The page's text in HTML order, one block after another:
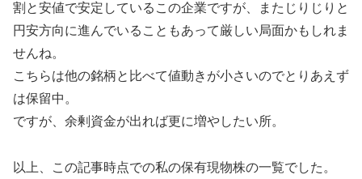
割と安値で安定しているこの企業ですが、またじりじりと
円安方向に進んでいることもあって厳しい局面かもしれま
せんね。
こちらは他の銘柄と比べて値動きが小さいのでとりあえず
は保留中。
ですが、余剰資金が出れば更に増やしたい所。
以上、この記事時点での私の保有現物株の一覧でした。